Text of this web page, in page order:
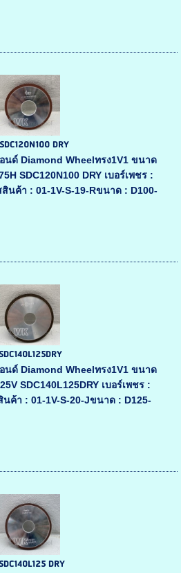
DRY
นด์ Diamond Wheelทรง1V1 ขนาด
SDC120N100 DRY เบอร์เพชร :
นค้า : 01-1V-S-19-Rขนาด : D100-
นด์ Diamond Wheelทรง1V1 ขนาด
SDC140L125DRY เบอร์เพชร :
นค้า : 01-1V-S-20-Jขนาด : D125-
DRY